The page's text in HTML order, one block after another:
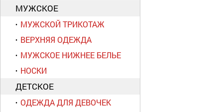
МУЖСКОЕ
МУЖСКОЙ ТРИКОТАЖ
ВЕРХНЯЯ ОДЕЖДА
МУЖСКОЕ НИЖНЕЕ БЕЛЬЕ
НОСКИ
ДЕТСКОЕ
ОДЕЖДА ДЛЯ ДЕВОЧЕК